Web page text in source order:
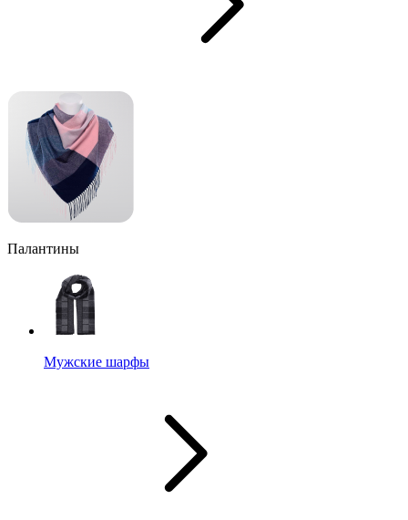
Палантины
Мужские шарфы